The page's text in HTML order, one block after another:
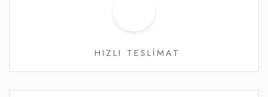
HIZLI TESLİMAT